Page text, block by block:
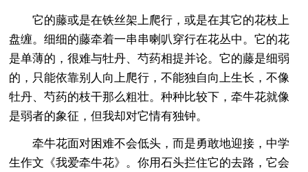
它的藤或是在铁丝架上爬行，或是在其它的花枝上
盘缠。细细的藤牵着一串串喇叭穿行在花丛中。它的花
是单薄的，很难与牡丹、芍药相提并论。它的藤是细弱
的，只能依靠别人向上爬行，不能独自向上生长，不像
牡丹、芍药的枝干那么粗壮。种种比较下，牵牛花就像
是弱者的象征，但我却对它情有独钟。
牵牛花面对困难不会低头，而是勇敢地迎接，中学
生作文《我爱牵牛花》。你用石头拦住它的去路，它会